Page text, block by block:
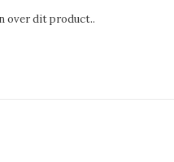
over dit product..